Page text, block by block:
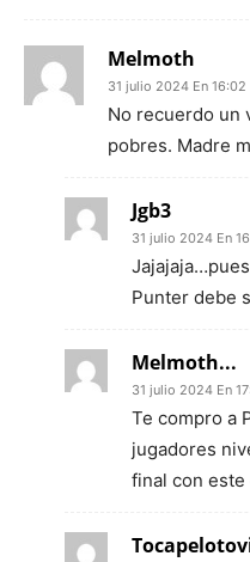
Melmoth
31 julio 2024 En 16:02
No recuerdo un
pobres. Madre
Jgb3
31 julio 2024 En
Punter debe
Melmoth...
31 julio 2024 En
Te compro a
jugadores
final con este